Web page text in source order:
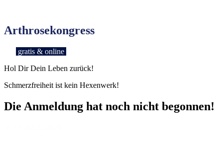
Arthrosekongress
gratis & online
Hol Dir Dein Leben zurück!
Schmerzfreiheit ist kein Hexenwerk!
Die Anmeldung hat noch nicht begonnen!